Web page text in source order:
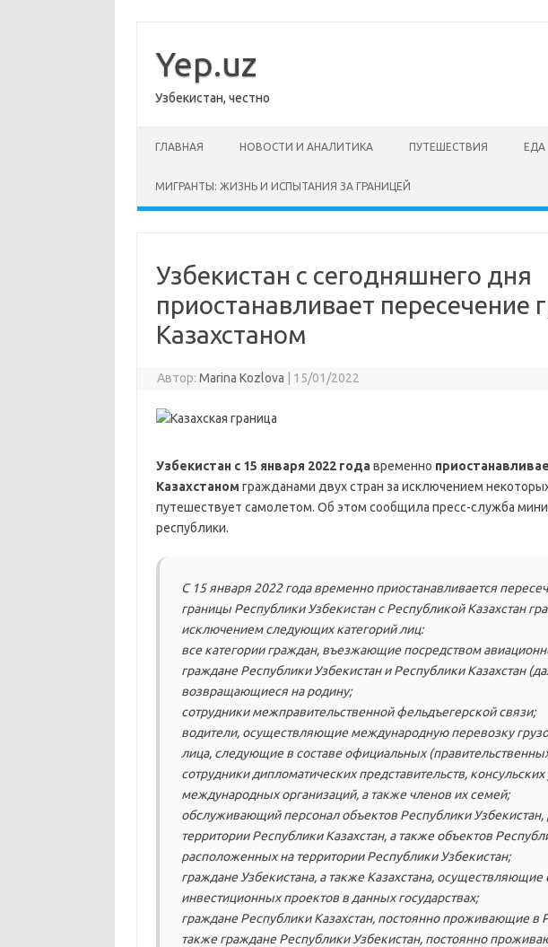
содержимому
Yep.uz
Узбекистан, честно
ГЛАВНАЯ НОВОСТИ И АНАЛИТИКА ПУТЕШЕСТВИЯ ЕДА
МИГРАНТЫ: ЖИЗНЬ И ИСПЫТАНИЯ ЗА ГРАНИЦЕЙ
Узбекистан с сегодняшнего дня
приостанавливает пересечение
Казахстаном
Автор: Marina Kozlova 15/01/2022
Узбекистан с 15 января 2022 годавременно
Казахстаном гражданами двух стран за исключением
путешествует самолетом. Об этом сообщила пресс-служба
республики.
С 15 января 2022 года временно приостанавливается
границы Республики Узбекистан с Республикой Казахстан
исключением следующих категорий лиц:
все категории граждан, въезжающие посредством
граждане Республики Узбекистан и Республики Казахстан
возвращающиеся на родину;
сотрудники межправительственной фельдъегерской связи;
водители, осуществляющие международную перевозку
лица, следующие в составе официальных
сотрудники дипломатических представительств,
международных организаций, а также членов их семей;
обслуживающий персонал объектов Республики
территории Республики Казахстан, а также объектов
расположенных на территории Республики Узбекистан;
граждане Узбекистана, а также Казахстана, осуществляющие
инвестиционных проектов в данных государствах;
граждане Республики Казахстан, постоянно проживающие в
также граждане Республики Узбекистан, постоянно